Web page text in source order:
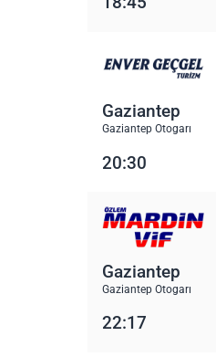
Gaziantep
Gaziantep Otogarı
20:30
Gaziantep
Gaziantep Otogarı
22:17